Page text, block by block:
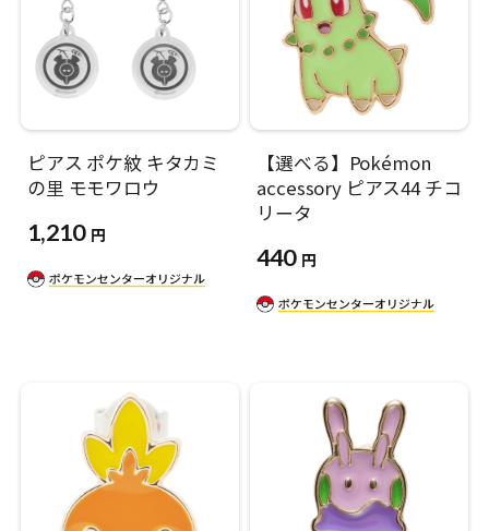
ピアス ポケ紋 キタカミ
の里 モモワロウ
1,210 円
【選べる】Pokémon
accessory ピアス44 チコ
リータ
440 円